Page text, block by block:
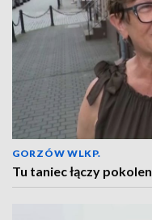
GORZÓW WLKP.
Tu taniec łączy